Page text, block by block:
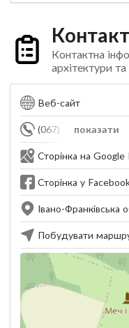
Контактна
архітектури
Веб-сайт
показати
(067) 153-42-53
Сторінка на Google
Сторінка у
Івано-Франківська
Побудувати